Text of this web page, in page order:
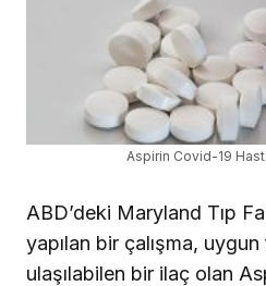
Aspirin Covid-19
ABD’deki Maryland Tıp
yapılan bir çalışma,
ulaşılabilen bir ilaç olan